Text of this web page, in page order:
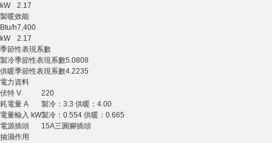
kW
2.17
製暖效能
Btu/h7,400
kW
2.17
季節性表現系數
製冷季節性表現系數5.0808
供暖季節性表現系數4.2235
電力資料
伏特 V
220
耗電量 A
製冷：3.3 供暖：4.00
電量輸入 kW製冷：0.554 供暖：0.665
電源插頭
15A三圓腳插頭
抽濕作用